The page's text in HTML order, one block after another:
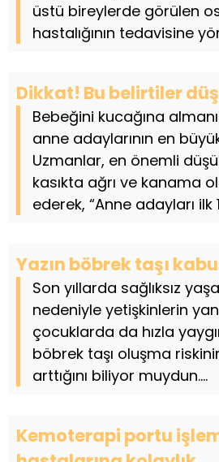
üstü bireylerde görülen
hastalığının tedavisine
Dikkat! Bu belirtiler
Bebeğini kucağına
anne adaylarının en
Uzmanlar, en önemli
kasıkta ağrı ve kanama
ederek, “Anne adayları ilk
Yazın böbrek taşı
Son yıllarda sağlıksız
nedeniyle yetişkinlerin
çocuklarda da hızla
böbrek taşı oluşma
arttığını biliyor muydun....
Kemoterapi portu